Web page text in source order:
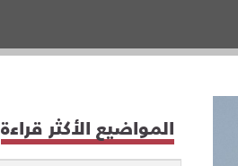
المواضيع الأكثر قراءة